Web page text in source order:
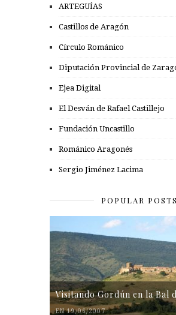
ARTEGUÍAS
Castillos de Aragón
Círculo Románico
Diputación Provincial de
Ejea Digital
El Desván de Rafael Castillejo
Fundación Uncastillo
Románico Aragonés
Sergio Jiménez Lacima
POPULAR POSTS
Visitando Gordún en la Bal
EN 19/06/2007